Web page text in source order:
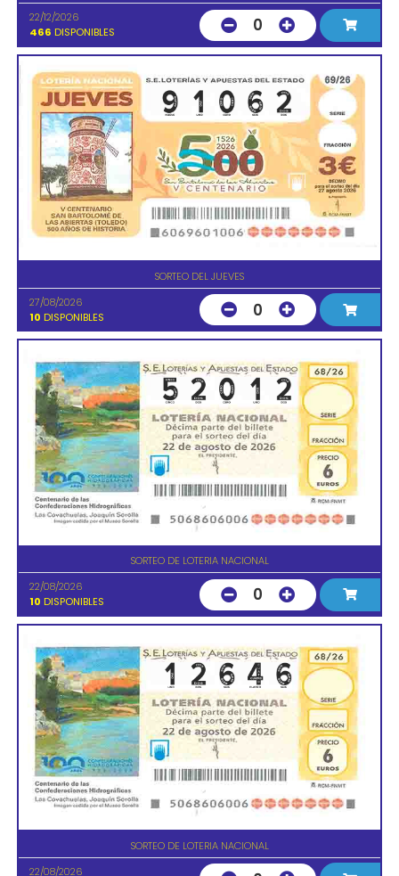
22/12/2026
466 DISPONIBLES 0
SORTEO DEL JUEVES
27/08/2026
10 DISPONIBLES 0
SORTEO DE LOTERIA NACIONAL
22/08/2026
10 DISPONIBLES 0
SORTEO DE LOTERIA NACIONAL
22/08/2026